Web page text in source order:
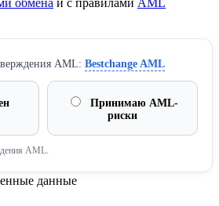
обмена и с правилами AML
AML: Bestchange AML
Принимаю AML-
риски
AML.
данные